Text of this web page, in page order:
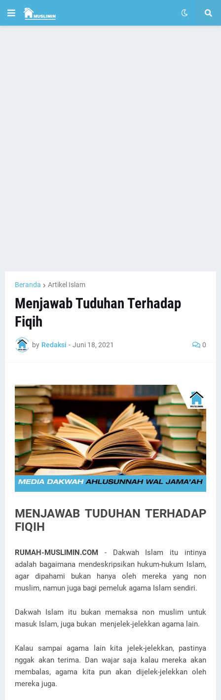
Beranda Artikel Islam
Menjawab Tuduhan Terhadap
Fiqih
by Redaksi - Juni 18, 2021 0
MENJAWAB TUDUHAN TERHADAP
FIQIH
RUMAH-MUSLIMIN.COM - Dakwah Islam itu intinya
adalah bagaimana mendeskripsikan hukum-hukum Islam,
agar dipahami bukan hanya oleh mereka yang non
muslim, namun juga bagi pemeluk agama Islam sendiri.
Dakwah Islam itu bukan memaksa non muslim untuk
masuk Islam, juga bukan menjelek-jelekkan agama lain.
Kalau sampai agama lain kita jelek-jelekkan, pastinya
nggak akan terima. Dan wajar saja kalau mereka akan
membalas, agama kita pun akan dijelek-jelekkan oleh
mereka juga.